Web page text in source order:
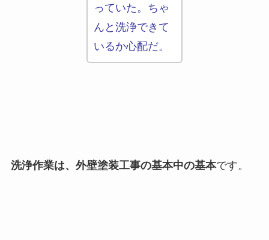
っていた。ちゃ
んと洗浄できて
いるか心配だ。
洗浄作業は、外壁塗装工事の基本中の基本です。